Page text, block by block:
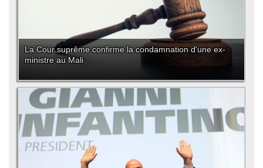
La Cour suprême confirme la condamnation d'une ex-
ministre au Mali